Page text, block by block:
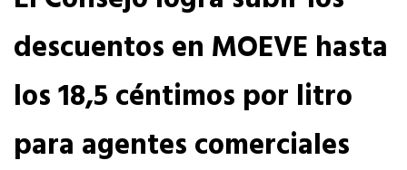
La Fundación
Documentos
descuentos en MOEVE hasta
los 18,5 céntimos por litro
para agentes comerciales